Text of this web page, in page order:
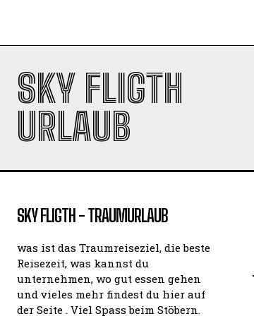
SKY FLIGTH
URLAUB
SKY FLIGTH - TRAUMURLAUB
was ist das Traumreiseziel, die beste
Reisezeit, was kannst du
unternehmen, wo gut essen gehen
und vieles mehr findest du hier auf
der Seite . Viel Spass beim Stöbern.